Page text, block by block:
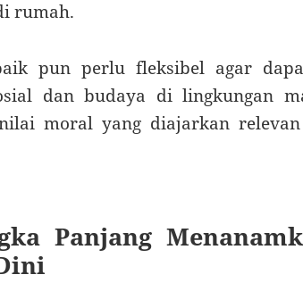
rumah.
pun perlu fleksibel agar
dan budaya di lingkungan
moral yang diajarkan
Panjang